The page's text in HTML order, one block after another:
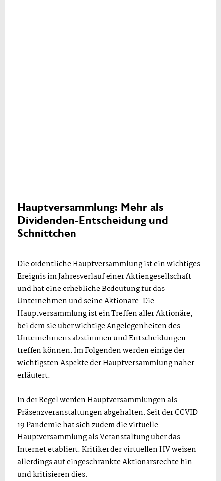
Hauptversammlung: Mehr als
Dividenden-Entscheidung und
Schnittchen
Die ordentliche Hauptversammlung ist ein wichtiges
Ereignis im Jahresverlauf einer Aktiengesellschaft
und hat eine erhebliche Bedeutung für das
Unternehmen und seine Aktionäre. Die
Hauptversammlung ist ein Treffen aller Aktionäre,
bei dem sie über wichtige Angelegenheiten des
Unternehmens abstimmen und Entscheidungen
treffen können. Im Folgenden werden einige der
wichtigsten Aspekte der Hauptversammlung näher
erläutert.
In der Regel werden Hauptversammlungen als
Präsenzveranstaltungen abgehalten. Seit der COVID-
19 Pandemie hat sich zudem die virtuelle
Hauptversammlung als Veranstaltung über das
Internet etabliert. Kritiker der virtuellen HV weisen
allerdings auf eingeschränkte Aktionärsrechte hin
und kritisieren dies.